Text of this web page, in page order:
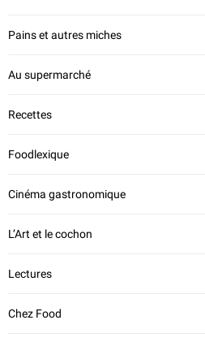
Pains et autres miches
Au supermarché
Recettes
Foodlexique
Cinéma gastronomique
L’Art et le cochon
Lectures
Chez Food